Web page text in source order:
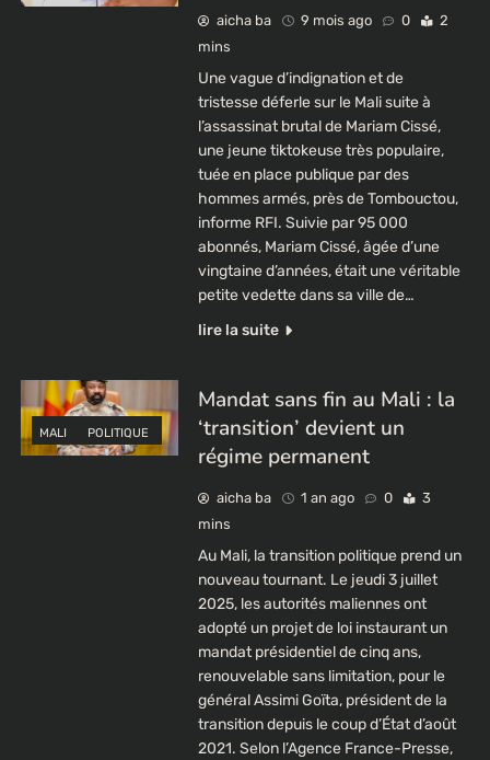
aicha ba 9 mois ago 0
2
mins
Une vague d’indignation et de
tristesse déferle sur le Mali suite à
l’assassinat brutal de Mariam Cissé,
une jeune tiktokeuse très populaire,
tuée en place publique par des
hommes armés, près de Tombouctou,
informe RFI. Suivie par 95 000
abonnés, Mariam Cissé, âgée d’une
vingtaine d’années, était une véritable
petite vedette dans sa ville de…
lire la suite
MALI POLITIQUE
Mandat sans fin au Mali : la
‘transition’ devient un
régime permanent
aicha ba 1 an ago 0
3
mins
Au Mali, la transition politique prend un
nouveau tournant. Le jeudi 3 juillet
2025, les autorités maliennes ont
adopté un projet de loi instaurant un
mandat présidentiel de cinq ans,
renouvelable sans limitation, pour le
général Assimi Goïta, président de la
transition depuis le coup d’État d’août
2021. Selon l’Agence France-Presse,